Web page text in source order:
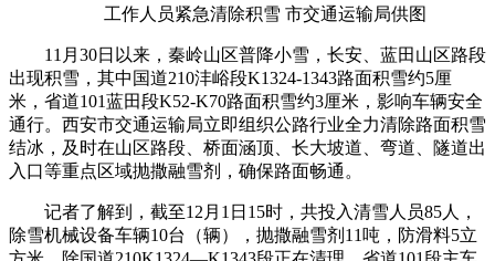
工作人员紧急清除积雪 市交通运输局供图
11月30日以来，秦岭山区普降小雪，长安、蓝田山区路段
出现积雪，其中国道210沣峪段K1324-1343路面积雪约5厘
米，省道101蓝田段K52-K70路面积雪约3厘米，影响车辆安全
通行。西安市交通运输局立即组织公路行业全力清除路面积雪
结冰，及时在山区路段、桥面涵顶、长大坡道、弯道、隧道出
入口等重点区域抛撒融雪剂，确保路面畅通。
记者了解到，截至12月1日15时，共投入清雪人员85人，
除雪机械设备车辆10台（辆），抛撒融雪剂11吨，防滑料5立